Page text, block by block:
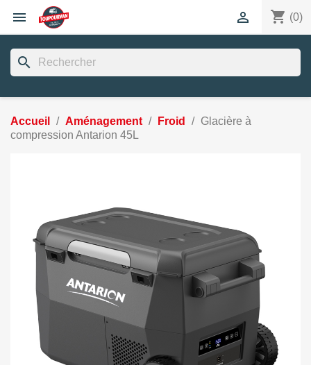
 shopping_cart (0)

search
Accueil Aménagement Froid
Glacière à
compression Antarion 45L